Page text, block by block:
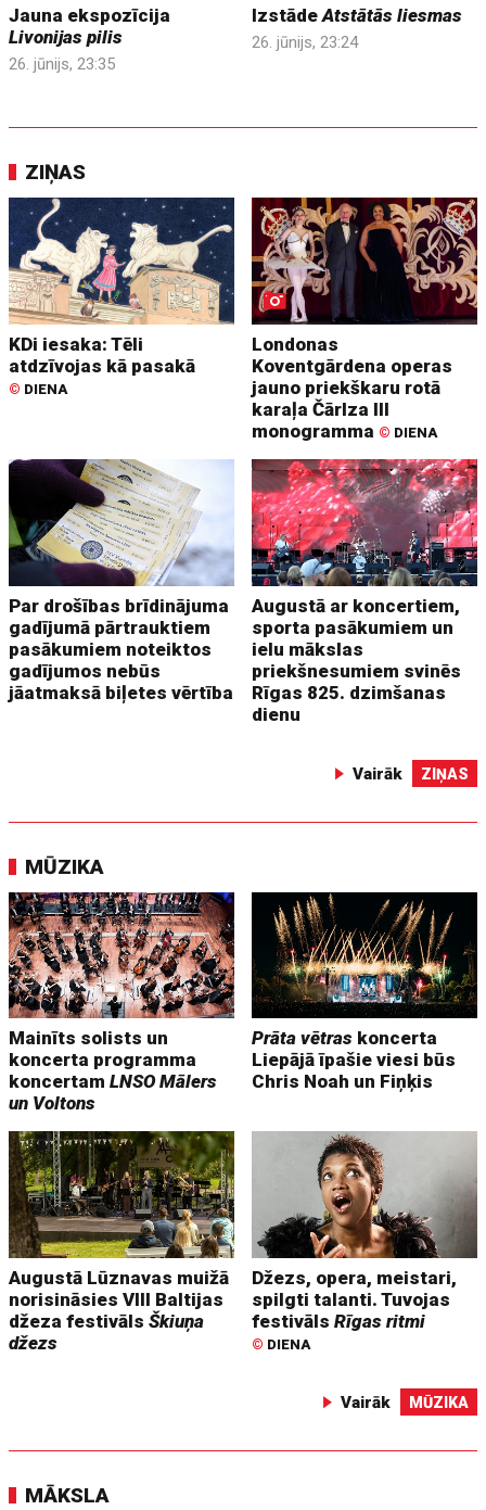
Jauna ekspozīcija
Livonijas pilis
26. jūnijs, 23:35
IzstādeAtstātās liesmas
26. jūnijs, 23:24
ZIŅAS
KDi iesaka: Tēli
atdzīvojas kā pasakā
© DIENA
Londonas
Koventgārdena operas
jauno priekškaru rotā
karaļa Čārlza III
monogramma © DIENA
Par drošības brīdinājuma
gadījumā pārtrauktiem
pasākumiem noteiktos
gadījumos nebūs
jāatmaksā biļetes vērtība
Augustā ar koncertiem,
sporta pasākumiem un
ielu mākslas
priekšnesumiem svinēs
Rīgas 825. dzimšanas
dienu
Vairāk ZIŅAS
MŪZIKA
Mainīts solists un
koncerta programma
koncertamLNSO Mālers
un Voltons
Prāta vētras koncerta
Liepājā īpašie viesi būs
Chris Noah un Fiņķis
Augustā Lūznavas muižā
norisināsies VIII Baltijas
džeza festivālsŠkiuņa
džezs
Džezs, opera, meistari,
spilgti talanti. Tuvojas
festivālsRīgas ritmi
© DIENA
Vairāk MŪZIKA
MĀKSLA